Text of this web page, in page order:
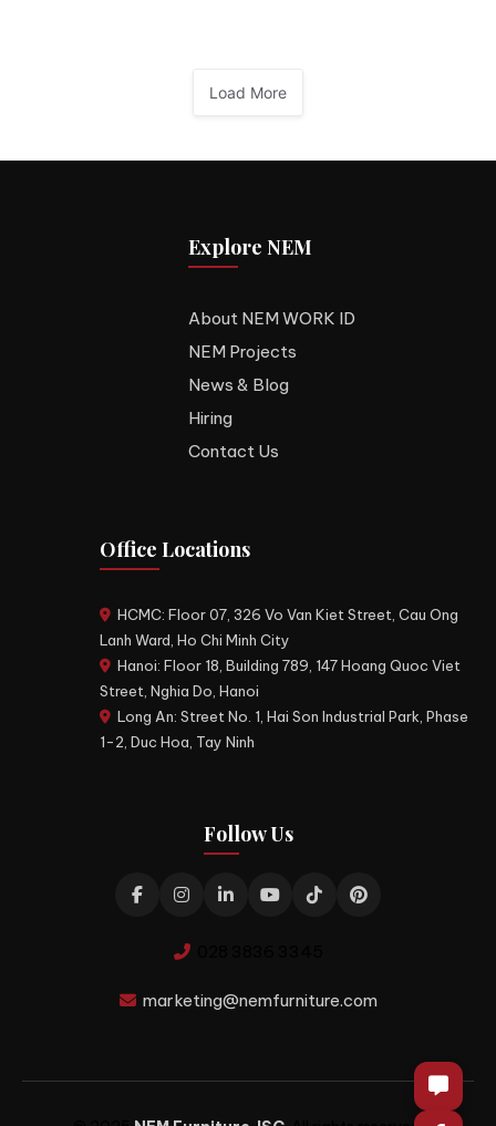
Load More
Explore NEM
About NEM WORK ID
NEM Projects
News & Blog
Hiring
Contact Us
Office Locations
HCMC: Floor 07, 326 Vo Van Kiet Street, Cau Ong
Lanh Ward, Ho Chi Minh City
Hanoi: Floor 18, Building 789, 147 Hoang Quoc Viet
Street, Nghia Do, Hanoi
Long An: Street No. 1, Hai Son Industrial Park, Phase
1-2, Duc Hoa, Tay Ninh
Follow Us
marketing@nemfurniture.com